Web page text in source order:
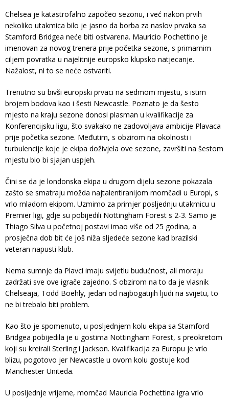
Chelsea je katastrofalno započeo sezonu, i već nakon prvih
nekoliko utakmica bilo je jasno da borba za naslov prvaka sa
Stamford Bridgea neće biti ostvarena. Mauricio Pochettino je
imenovan za novog trenera prije početka sezone, s primarnim
ciljem povratka u najelitnije europsko klupsko natjecanje.
Nažalost, ni to se neće ostvariti.
Trenutno su bivši europski prvaci na sedmom mjestu, s istim
brojem bodova kao i šesti Newcastle. Poznato je da šesto
mjesto na kraju sezone donosi plasman u kvalifikacije za
Konferencijsku ligu, što svakako ne zadovoljava ambicije Plavaca
prije početka sezone. Međutim, s obzirom na okolnosti i
turbulencije koje je ekipa doživjela ove sezone, završiti na šestom
mjestu bio bi sjajan uspjeh.
Čini se da je londonska ekipa u drugom dijelu sezone pokazala
zašto se smatraju možda najtalentiranijom momčadi u Europi, s
vrlo mladom ekipom. Uzmimo za primjer posljednju utakmicu u
Premier ligi, gdje su pobijedili Nottingham Forest s 2-3. Samo je
Thiago Silva u početnoj postavi imao više od 25 godina, a
prosječna dob bit će još niža sljedeće sezone kad brazilski
veteran napusti klub.
Nema sumnje da Plavci imaju svijetlu budućnost, ali moraju
zadržati sve ove igrače zajedno. S obzirom na to da je vlasnik
Chelseaja, Todd Boehly, jedan od najbogatijih ljudi na svijetu, to
ne bi trebalo biti problem.
Kao što je spomenuto, u posljednjem kolu ekipa sa Stamford
Bridgea pobijedila je u gostima Nottingham Forest, s preokretom
koji su kreirali Sterling i Jackson. Kvalifikacija za Europu je vrlo
blizu, pogotovo jer Newcastle u ovom kolu gostuje kod
Manchester Uniteda.
U posljednje vrijeme, momčad Mauricia Pochettina igra vrlo